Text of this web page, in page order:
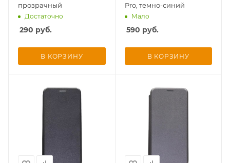
прозрачный
Достаточно
290 руб.
В КОРЗИНУ
Pro, темно-синий
Мало
590 руб.
В КОРЗИНУ